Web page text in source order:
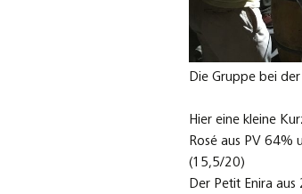
Die Gruppe bei
Hier eine kleine
Rosé aus PV 64%
(15,5/20)
Der Petit Enira